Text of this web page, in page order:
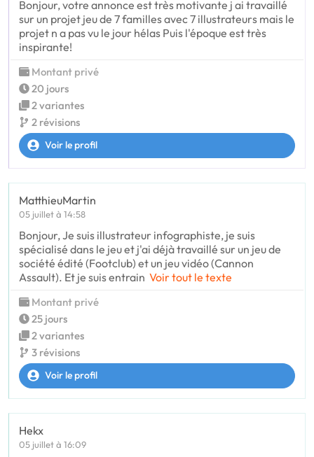
Bonjour, votre annonce est très motivante j ai travaillé
sur un projet jeu de 7 familles avec 7 illustrateurs mais le
projet n a pas vu le jour hélas Puis l'époque est très
inspirante!
Montant privé
20 jours
2 variantes
2 révisions
Voir le profil
MatthieuMartin
05 juillet à 14:58
Bonjour, Je suis illustrateur infographiste, je suis
spécialisé dans le jeu et j'ai déjà travaillé sur un jeu de
société édité (Footclub) et un jeu vidéo (Cannon
Assault). Et je suis entrain Voir tout le texte
Montant privé
25 jours
2 variantes
3 révisions
Voir le profil
Hekx
05 juillet à 16:09